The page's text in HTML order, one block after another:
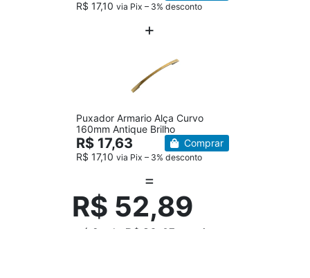
R$ 17,10 via Pix – 3% desconto
Puxador Armario Alça Curvo
160mm Antique Brilho
R$ 17,63
R$ 17,10 via Pix – 3% desconto
Comprar
R$ 52,89
até 2x de R$ 26,45
sem juros